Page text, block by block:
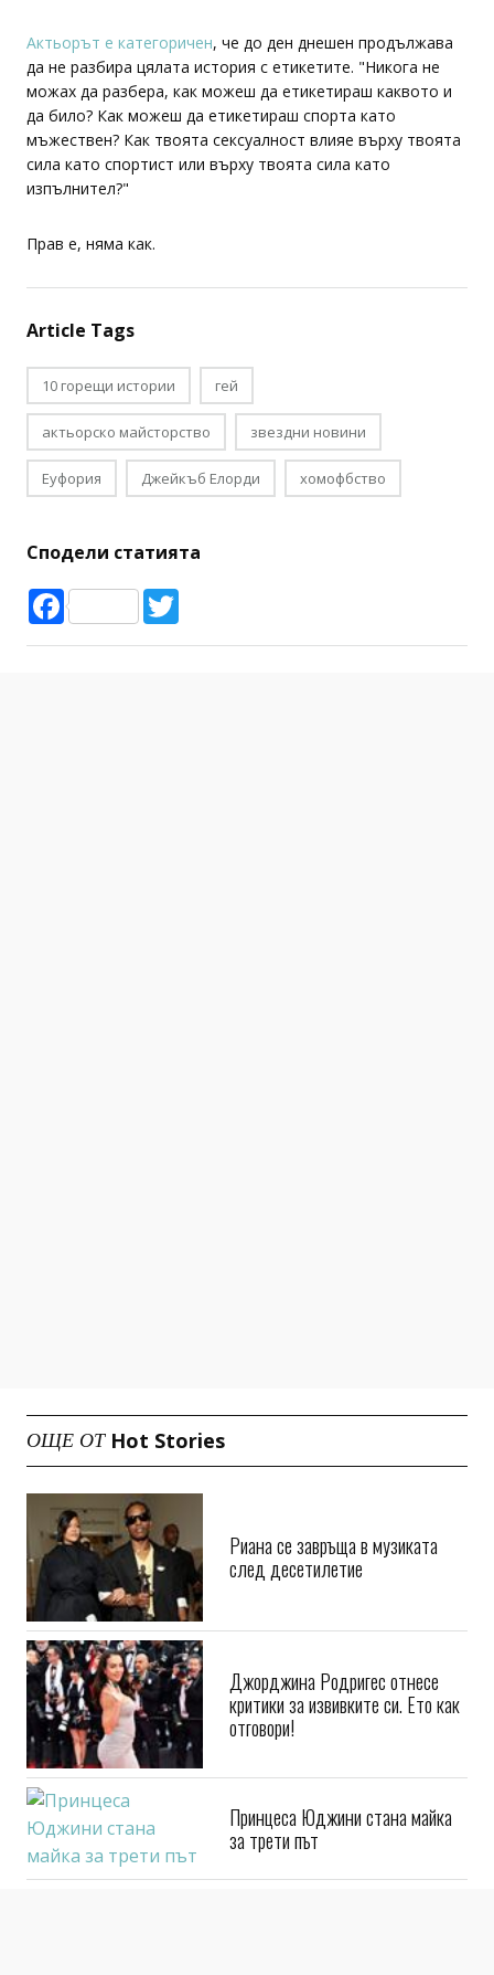
Актьорът е категоричен, че до ден днешен продължава
да не разбира цялата история с етикетите. "Никога не
можах да разбера, как можеш да етикетираш каквото и
да било? Как можеш да етикетираш спорта като
мъжествен? Как твоята сексуалност влияе върху твоята
сила като спортист или върху твоята сила като
изпълнител?"
Прав е, няма как.
Article Tags
10 горещи истории гей
актьорско майсторство звездни новини
Еуфория Джейкъб Елорди хомофбство
Сподели статията
Facebook
ОЩЕ ОТ Hot Stories
Риана се завръща в музиката
след десетилетие
Джорджина Родригес отнесе
критики за извивките си. Ето как
отговори!
Принцеса Юджини стана майка
за трети път